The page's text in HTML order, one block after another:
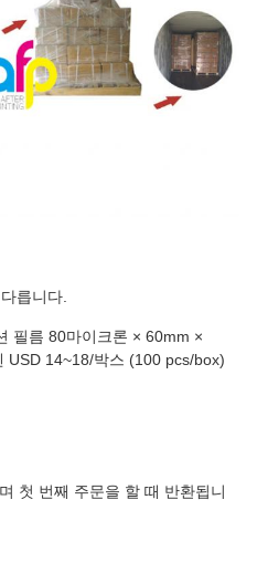
릅니다.
필름 80마이크론 × 60mm ×
USD 14~18/박스 (100 pcs/box)
첫 번째 주문을 할 때 반환됩니